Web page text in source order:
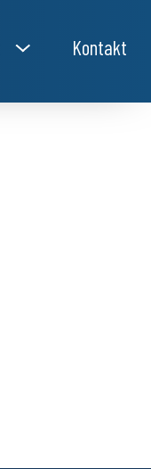
Kontakt